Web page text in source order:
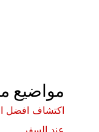
مواضيع
اكتشاف افضل